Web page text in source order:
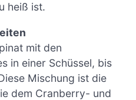
heiß ist.
mit den
in einer Schüssel, bis
Mischung ist die
dem Cranberry- und